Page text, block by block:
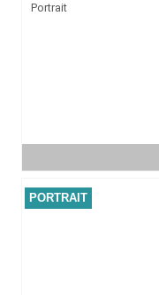
Portrait
PORTRAIT